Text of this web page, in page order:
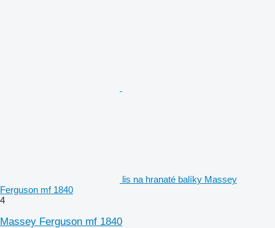
lis na hranaté balíky Massey
Ferguson mf 1840
4
Massey Ferguson mf 1840